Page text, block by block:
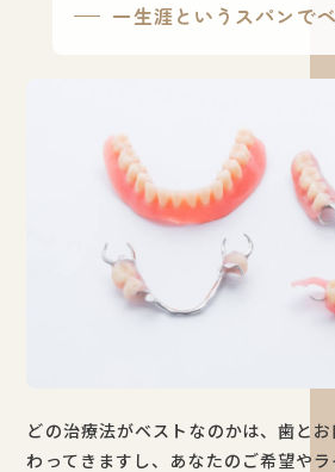
一生涯というスパンで
どの治療法がベストなのかは、歯と
わってきますし、あなたのご希望や